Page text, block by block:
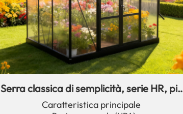
Serra classica di semplicità, serie HR, più
venduta
Caratteristica principale